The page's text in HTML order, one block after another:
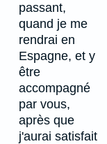
passant,
quand je me
rendrai en
Espagne, et y
être
accompagné
par vous,
après que
j'aurai satisfait